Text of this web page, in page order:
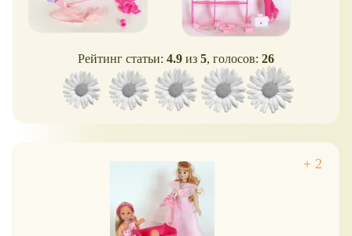
Рейтинг статьи: 4.9 из 5, голосов: 26